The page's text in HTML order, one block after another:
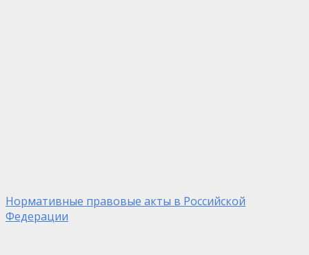
Нормативные правовые акты в Российской
Федерации